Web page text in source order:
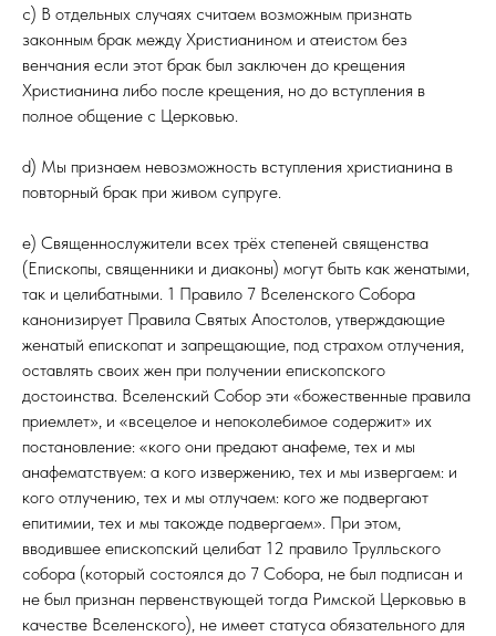
с) В отдельных случаях считаем возможным признать
законным брак между Христианином и атеистом без
венчания если этот брак был заключен до крещения
Христианина либо после крещения, но до вступления в
полное общение с Церковью.
d) Мы признаем невозможность вступления христианина в
повторный брак при живом супруге.
e) Священнослужители всех трёх степеней священства
(Епископы, священники и диаконы) могут быть как женатыми,
так и целибатными. 1 Правило 7 Вселенского Собора
канонизирует Правила Святых Апостолов, утверждающие
женатый епископат и запрещающие, под страхом отлучения,
оставлять своих жен при получении епископского
достоинства. Вселенский Собор эти «божественные правила
приемлет», и «всецелое и непоколебимое содержит» их
постановление: «кого они предают анафеме, тех и мы
анафематствуем: а кого извержению, тех и мы извергаем: и
кого отлучению, тех и мы отлучаем: кого же подвергают
епитимии, тех и мы такожде подвергаем». При этом,
вводившее епископский целибат 12 правило Трулльского
собора (который состоялся до 7 Собора, не был подписан и
не был признан первенствующей тогда Римской Церковью в
качестве Вселенского), не имеет статуса обязательного для